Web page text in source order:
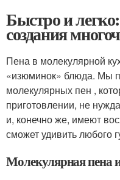
Быстро и
создания
Пена в молекулярной
«изюминок» блюда. Мы
молекулярных пен ,
приготовлении, не
и, конечно же, имеют
сможет удивить любого
Молекулярная пена